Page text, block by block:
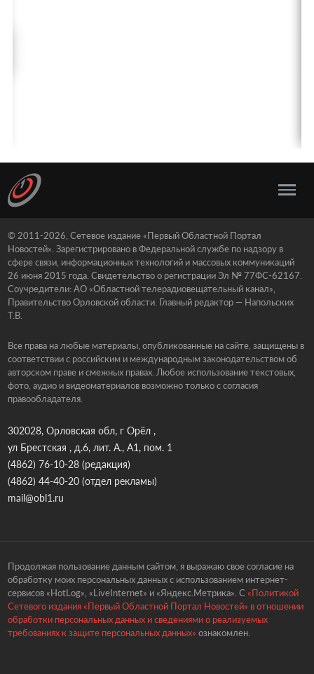
© 2011-2026, Сетевое издание «Первый Областной Портал
Новостей». Зарегистрировано в Федеральной службе по надзору в
сфере связи, информационных технологий и массовых коммуникаций
26 июня 2015 года. Свидетельство о регистрации Эл № 77ФС-62167.
Соучредители: АО «Областной телерадиовещательный канал»,
Правительство Орловской области. Главный редактор — Напольских
Т.В.
Все права на любые материалы, опубликованные на сайте, защищены в
соответствии с российским и международным законодательством об
авторском праве и смежных правах. Любое использование текстовых,
фото, аудио и видеоматериалов возможно только с согласия
правообладателя.
302028, Орловская обл, г Орёл ,
ул Брестская , д.6, лит. А., А1, пом. 1
(4862) 76-10-28(редакция)
(4862) 44-40-20(отдел рекламы)
mail@obl1.ru
Продолжая пользование данным сайтом, я выражаю свое согласие на
обработку моих персональных данных с использованием интернет-
сервисов «HotLog», «LiveInternet» и «Яндекс.Метрика». С «Политикой
Сетевого издания «Первый Областной Портал Новостей» в отношении
обработки персональных данных и сведениями о реализуемых
требованиях к защите персональных данных» ознакомлен.